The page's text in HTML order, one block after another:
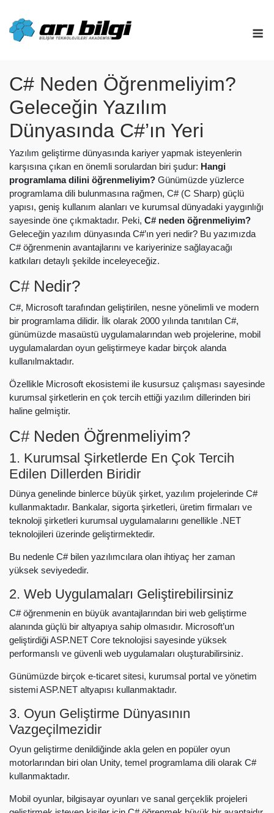
content
C# Neden Öğrenmeliyim?
Geleceğin Yazılım
Dünyasında C#’ın Yeri
Yazılım geliştirme dünyasında kariyer yapmak isteyenlerin
karşısına çıkan en önemli sorulardan biri şudur: Hangi
programlama dilini öğrenmeliyim? Günümüzde yüzlerce
programlama dili bulunmasına rağmen, C# (C Sharp) güçlü
yapısı, geniş kullanım alanları ve kurumsal dünyadaki yaygınlığı
sayesinde öne çıkmaktadır. Peki, C# neden öğrenmeliyim?
Geleceğin yazılım dünyasında C#’ın yeri nedir? Bu yazımızda
C# öğrenmenin avantajlarını ve kariyerinize sağlayacağı
katkıları detaylı şekilde inceleyeceğiz.
C#Nedir?
C#, Microsoft tarafından geliştirilen, nesne yönelimli ve modern
bir programlama dilidir. İlk olarak 2000 yılında tanıtılan C#,
günümüzde masaüstü uygulamalarından web projelerine, mobil
uygulamalardan oyun geliştirmeye kadar birçok alanda
kullanılmaktadır.
Özellikle Microsoft ekosistemi ile kusursuz çalışması sayesinde
kurumsal şirketlerin en çok tercih ettiği yazılım dillerinden biri
haline gelmiştir.
C# Neden Öğrenmeliyim?
1. Kurumsal Şirketlerde En Çok Tercih
Edilen Dillerden Biridir
Dünya genelinde binlerce büyük şirket, yazılım projelerinde C#
kullanmaktadır. Bankalar, sigorta şirketleri, üretim firmaları ve
teknoloji şirketleri kurumsal uygulamalarını genellikle .NET
teknolojileri üzerinde geliştirmektedir.
Bu nedenle C# bilen yazılımcılara olan ihtiyaç her zaman
yüksek seviyededir.
2. Web Uygulamaları Geliştirebilirsiniz
C# öğrenmenin en büyük avantajlarından biri web geliştirme
alanında güçlü bir altyapıya sahip olmasıdır. Microsoft’un
geliştirdiği ASP.NET Core teknolojisi sayesinde yüksek
performanslı ve güvenli web uygulamaları oluşturabilirsiniz.
Günümüzde birçok e-ticaret sitesi, kurumsal portal ve yönetim
sistemi ASP.NET altyapısı kullanmaktadır.
3. Oyun Geliştirme Dünyasının
Vazgeçilmezidir
Oyun geliştirme denildiğinde akla gelen en popüler oyun
motorlarından biri olan Unity, temel programlama dili olarak C#
kullanmaktadır.
Mobil oyunlar, bilgisayar oyunları ve sanal gerçeklik projeleri